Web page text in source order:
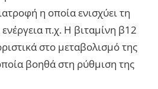
η οποία ενισχύει τη
π.χ. Η βιταμίνη β12
στο μεταβολισμό της
βοηθά στη ρύθμιση της